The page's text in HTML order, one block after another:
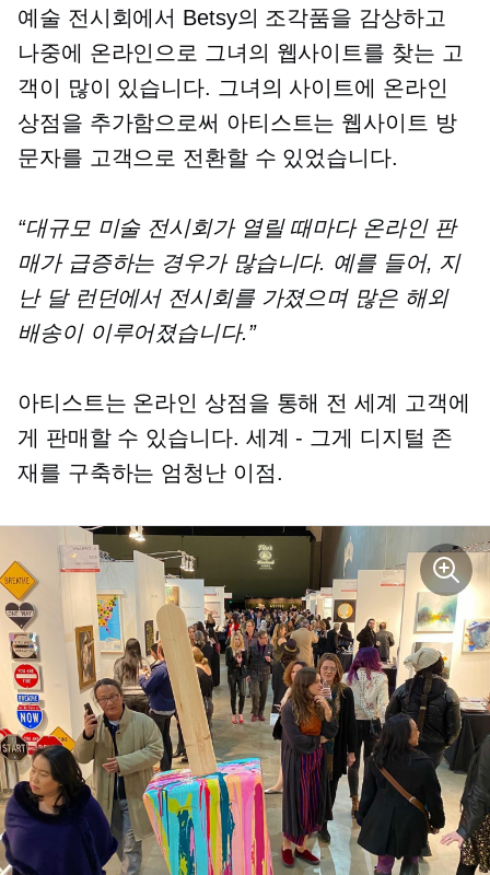
예술 전시회에서 Betsy의 조각품을 감상하고
나중에 온라인으로 그녀의 웹사이트를 찾는 고
객이 많이 있습니다. 그녀의 사이트에 온라인
상점을 추가함으로써 아티스트는 웹사이트 방
문자를 고객으로 전환할 수 있었습니다.
“대규모 미술 전시회가 열릴 때마다 온라인 판
매가 급증하는 경우가 많습니다. 예를 들어, 지
난 달 런던에서 전시회를 가졌으며 많은 해외 ​​
배송이 이루어졌습니다.”
아티스트는 온라인 상점을 통해 전 세계 고객에
게 판매할 수 있습니다. 세계 - 그게 디지털 존
재를 구축하는 엄청난 이점.